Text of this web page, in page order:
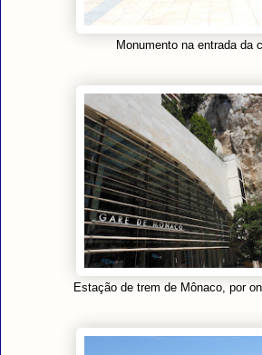
Monumento na entrada da
Estação de trem de Mônaco, por